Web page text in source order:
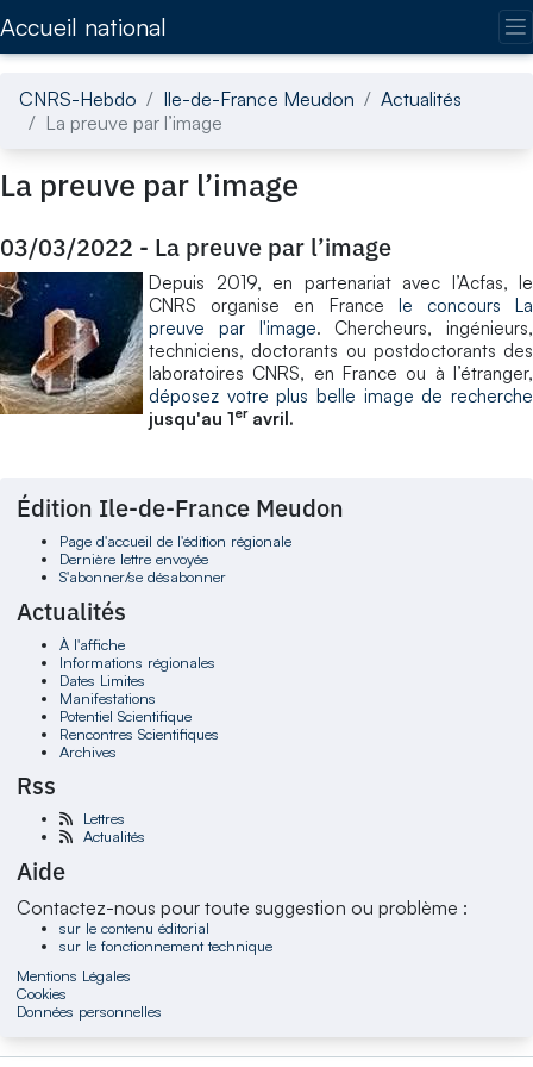
Accueil national
CNRS-Hebdo Ile-de-France Meudon
Actualités
La preuve par l’image
La preuve par l’image
03/03/2022 - La preuve par l’image
Depuis 2019, en partenariat avec l’Acfas, le
CNRS organise en France le concours La
preuve par l'image. Chercheurs, ingénieurs,
techniciens, doctorants ou postdoctorants des
laboratoires CNRS, en France ou à l’étranger,
déposez votre plus belle image de recherche
jusqu'au 1eravril.
Édition Ile-de-France Meudon
Page d'accueil de l'édition régionale
Dernière lettre envoyée
S'abonner/se désabonner
Actualités
À l'affiche
Informations régionales
Dates Limites
Manifestations
Potentiel Scientifique
Rencontres Scientifiques
Archives
Rss
Lettres
Actualités
Aide
Contactez-nous pour toute suggestion ou problème :
sur le contenu éditorial
sur le fonctionnement technique
Mentions Légales
Cookies
Données personnelles